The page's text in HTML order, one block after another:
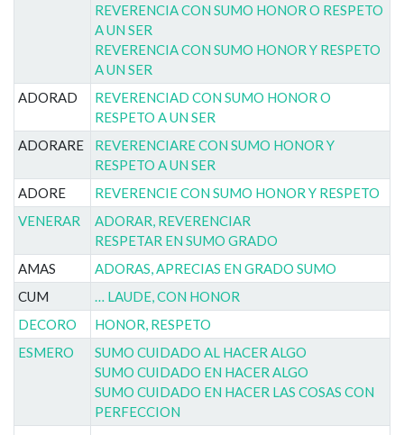
REVERENCIA CON SUMO HONOR O RESPETO
A UN SER
REVERENCIA CON SUMO HONOR Y RESPETO
A UN SER
ADORAD
REVERENCIAD CON SUMO HONOR O
RESPETO A UN SER
ADORARE
REVERENCIARE CON SUMO HONOR Y
RESPETO A UN SER
ADORE
REVERENCIE CON SUMO HONOR Y RESPETO
VENERAR
ADORAR, REVERENCIAR
RESPETAR EN SUMO GRADO
AMAS
ADORAS, APRECIAS EN GRADO SUMO
CUM
… LAUDE, CON HONOR
DECORO
HONOR, RESPETO
ESMERO
SUMO CUIDADO AL HACER ALGO
SUMO CUIDADO EN HACER ALGO
SUMO CUIDADO EN HACER LAS COSAS CON
PERFECCION